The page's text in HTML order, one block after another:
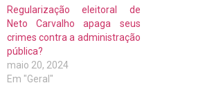
Regularização eleitoral de
Neto Carvalho apaga seus
crimes contra a administração
pública?
maio 20, 2024
Em "Geral"